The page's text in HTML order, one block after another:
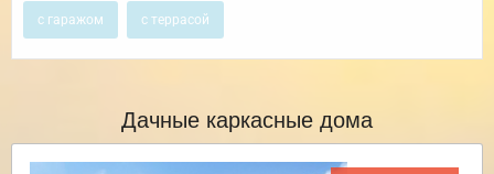
с гаражом с террасой
Дачные каркасные дома